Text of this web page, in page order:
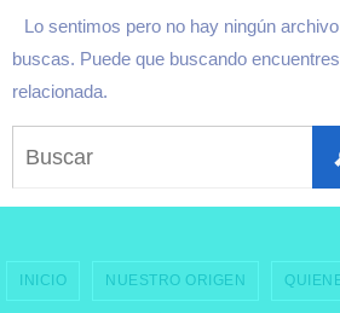
Lo sentimos pero no hay ningún
buscas. Puede que buscando
relacionada.
INICIO NUESTRO ORIGEN